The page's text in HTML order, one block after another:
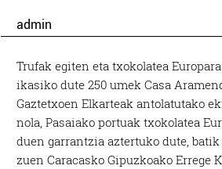
admin
Trufak egiten eta txokolatea
ikasiko dute 250 umek Casa
Gaztetxoen Elkarteak antolatutako
nola, Pasaiako portuak txokolatea
duen garrantzia aztertuko dute, batik
zuen Caracasko Gipuzkoako Errege